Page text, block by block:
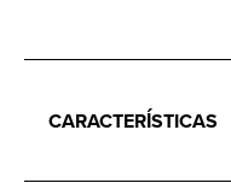
CARACTERÍSTICAS